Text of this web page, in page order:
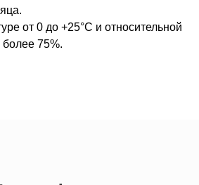
от 0 до +25°С и относительной
более 75%.